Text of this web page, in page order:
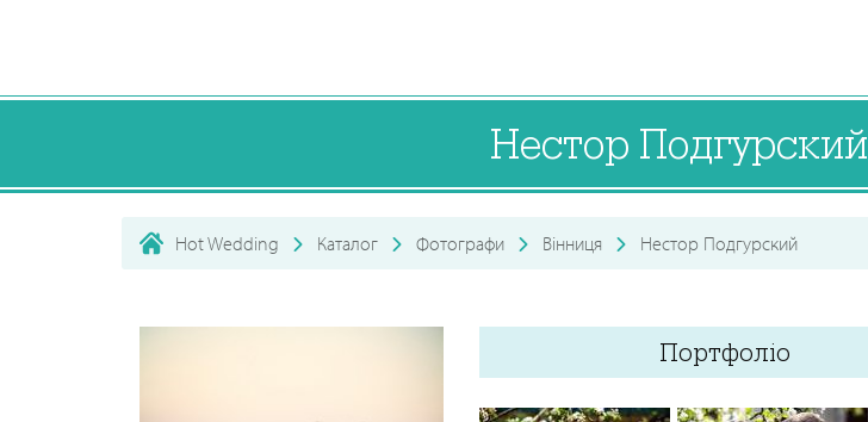
Нестор Подгурский
Hot Wedding Каталог Фотографи Вінниця Нестор Подгурский
Портфоліо